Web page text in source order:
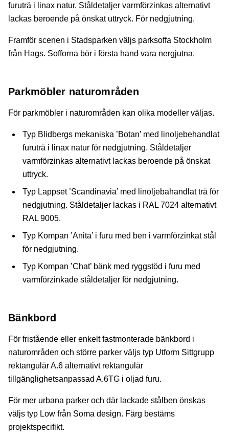
furuträ i linax natur. Ståldetaljer varmförzinkas alternativt
lackas beroende på önskat uttryck. För nedgjutning.
Framför scenen i Stadsparken väljs parksoffa Stockholm
från Hags. Sofforna bör i första hand vara nergjutna.
Parkmöbler naturområden
För parkmöbler i naturområden kan olika modeller väljas.
Typ Blidbergs mekaniska ’Botan’ med linoljebehandlat
furuträ i linax natur för nedgjutning. Ståldetaljer
varmförzinkas alternativt lackas beroende på önskat
uttryck.
Typ Lappset ’Scandinavia’ med linoljebahandlat trä för
nedgjutning. Ståldetaljer lackas i RAL 7024 alternativt
RAL 9005.
Typ Kompan ’Anita’ i furu med ben i varmförzinkat stål
för nedgjutning.
Typ Kompan ’Chat’ bänk med ryggstöd i furu med
varmförzinkade ståldetaljer för nedgjutning.
Bänkbord
För fristående eller enkelt fastmonterade bänkbord i
naturområden och större parker väljs typ Utform Sittgrupp
rektangulär A.6 alternativt rektangulär
tillgänglighetsanpassad A.6TG i oljad furu.
För mer urbana parker och där lackade stålben önskas
väljs typ Low från Soma design. Färg bestäms
projektspecifikt.